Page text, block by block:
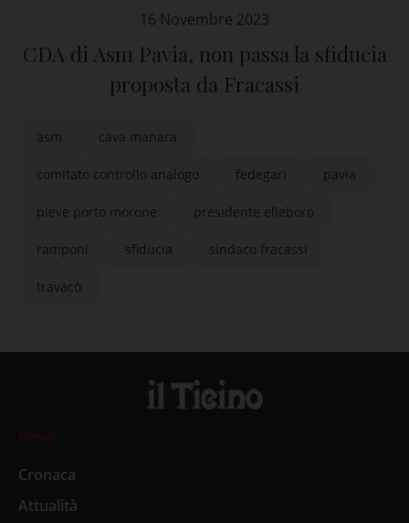
16 Novembre 2023
CDA di Asm Pavia, non passa la sfiducia
proposta da Fracassi
asm cava manara
comitato controllo analogo fedegari pavia
pieve porto morone presidente elleboro
ramponi sfiducia sindaco fracassi
travacò
News
Cronaca
Attualità